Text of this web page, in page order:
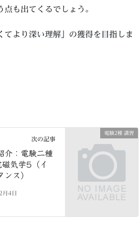
も出てくるでしょう。
より深い理解」の獲得を目指しま
電験2種 講習
次の記事
介：電験二種
気学5（イ
ンス）
月4日